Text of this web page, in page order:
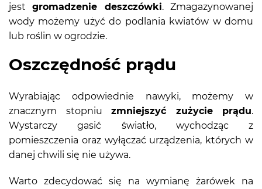
jestgromadzenie deszczówki. Zmagazynowanej
wody możemy użyć do podlania kwiatów w domu
lub roślin w ogrodzie.
Oszczędność prądu
Wyrabiając odpowiednie nawyki, możemy w
znacznym stopniu zmniejszyć zużycie prądu.
Wystarczy gasić światło, wychodząc z
pomieszczenia oraz wyłączać urządzenia, których w
danej chwili się nie używa.
Warto zdecydować się na wymianę żarówek na